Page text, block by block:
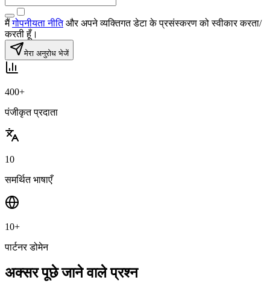
मैंगोपनीयता नीतिऔर अपने व्यक्तिगत डेटा के प्रसंस्करण को स्वीकार करता/
करती हूँ।
मेरा अनुरोध भेजें
400+
पंजीकृत प्रदाता
10
समर्थित भाषाएँ
10+
पार्टनर डोमेन
अक्सर पूछे जाने वाले प्रश्न